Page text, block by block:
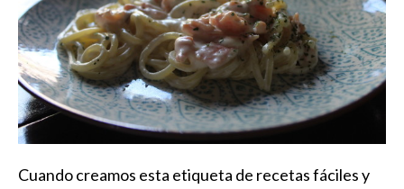
Cuando creamos esta etiqueta de recetas fáciles y